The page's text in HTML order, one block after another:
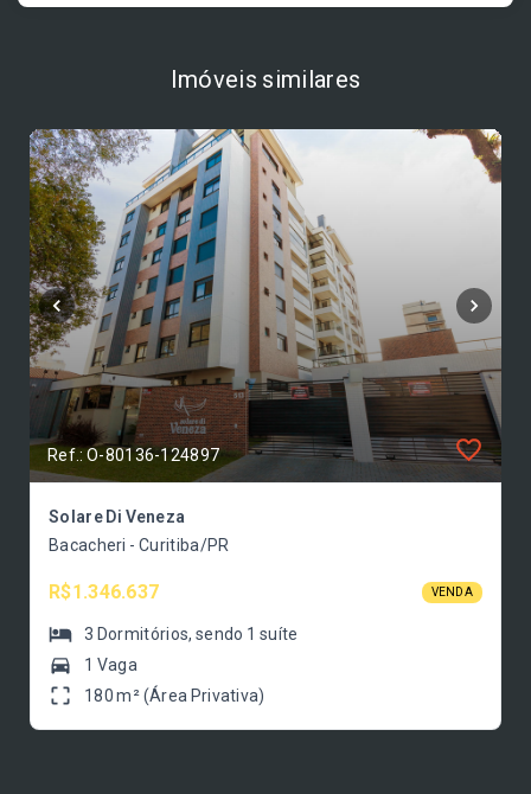
Imóveis similares
Ref.: O-80136-124897
Solare Di Veneza
Bacacheri - Curitiba/PR
R$1.346.637 VENDA
3 Dormitórios, sendo 1 suíte
1 Vaga
180 m² (Área Privativa)